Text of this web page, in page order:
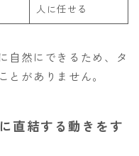
人に任せる
自然にできるため、タ
とがありません。
直結する動きをす